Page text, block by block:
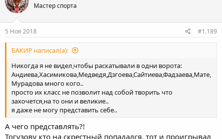
Мастер спорта
5 Ноя 2018 #1.189
БАКИР написал(а):
Никогда я не видел,чтобы раскатывали в одни ворота:
Андиева,Хасимикова,Медведя,Дзгоева,Сайтиева,Фадзаева,Мате,
Мурадова много кого..
просто их класс не позволит над собой творить что
захочется,на то они и великие..
я даже не могу представить себе..
А чего представлять?!
Тогузову кто на скрестный попадался, тот и проигрывал